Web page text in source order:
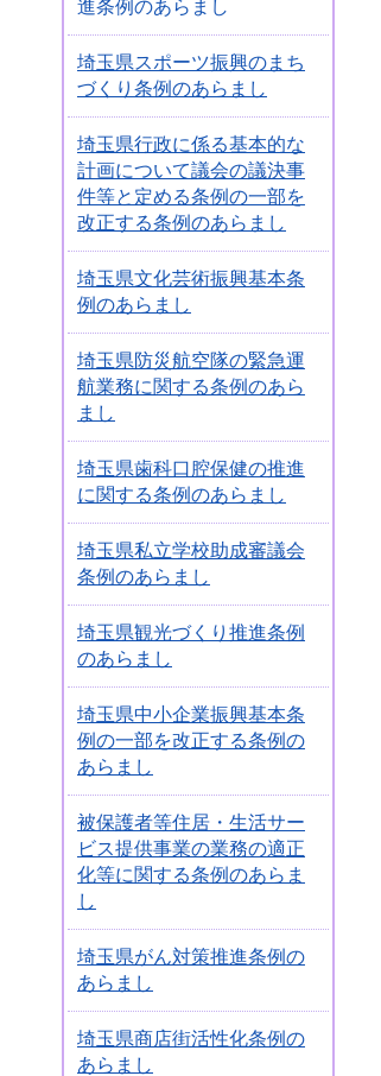
進条例のあらまし
埼玉県スポーツ振興のまち
づくり条例のあらまし
埼玉県行政に係る基本的な
計画について議会の議決事
件等と定める条例の一部を
改正する条例のあらまし
埼玉県文化芸術振興基本条
例のあらまし
埼玉県防災航空隊の緊急運
航業務に関する条例のあら
まし
埼玉県歯科口腔保健の推進
に関する条例のあらまし
埼玉県私立学校助成審議会
条例のあらまし
埼玉県観光づくり推進条例
のあらまし
埼玉県中小企業振興基本条
例の一部を改正する条例の
あらまし
被保護者等住居・生活サー
ビス提供事業の業務の適正
化等に関する条例のあらま
し
埼玉県がん対策推進条例の
あらまし
埼玉県商店街活性化条例の
あらまし